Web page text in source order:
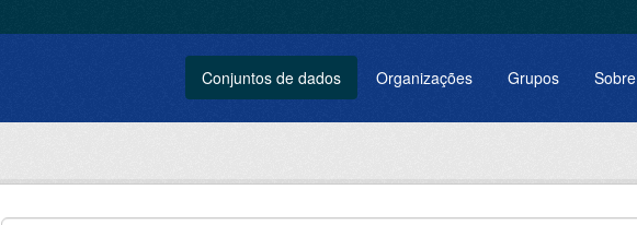
Conjuntos de dados Organizações Grupos Sobre